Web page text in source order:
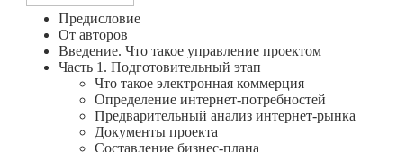
Предисловие
От авторов
Введение. Что такое управление проектом
Часть 1. Подготовительный этап
Что такое электронная коммерция
Определение интернет-потребностей
Предварительный анализ интернет-рынка
Документы проекта
Составление бизнес-плана